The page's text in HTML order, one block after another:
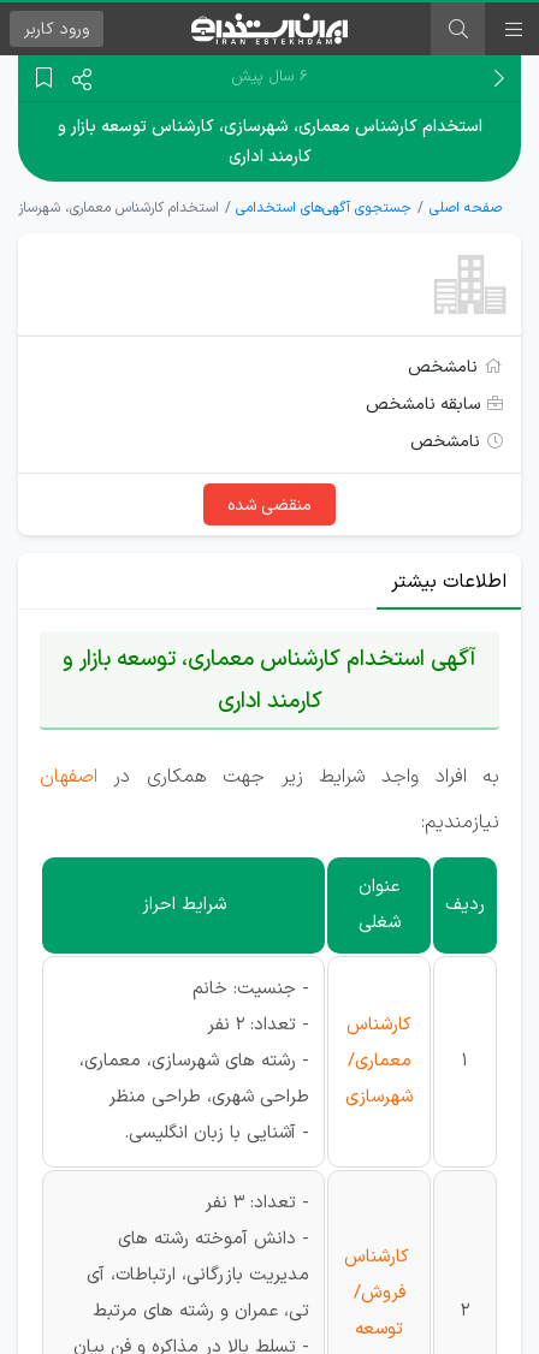
ورود کاربر
۶ سال پیش
استخدام کارشناس معماری، شهرسازی، کارشناس توسعه بازار و
کارمند اداری
صفحه اصلی جستجوی آگهی‌های استخدامی استخدام کارشناس معماری، شهرسازی،
نامشخص
سابقه نامشخص
نامشخص
منقضی شده
اطلاعات بیشتر
آگهی استخدام کارشناس معماری، توسعه بازار و
کارمند اداری
به افراد واجد شرایط زیر جهت همکاری در اصفهان
نیازمندیم:
ردیف
عنوان
شغلی
شرایط احراز
1
کارشناس
معماری/
شهرسازی
- جنسیت: خانم
- تعداد: 2 نفر
- رشته های شهرسازی، معماری،
طراحی شهری، طراحی منظر
- آشنایی با زبان انگلیسی.
2
کارشناس
فروش/
توسعه
- تعداد: 3 نفر
- دانش آموخته رشته های
مدیریت بازرگانی، ارتباطات، آی
تی، عمران و رشته های مرتبط
- تسلط بالا در مذاکره و فن بیان